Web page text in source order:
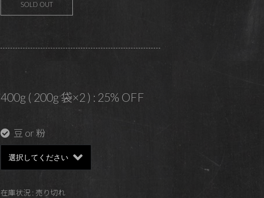
SOLD OUT
400g ( 200g 袋×2 ) : 25% OFF
豆 or 粉
在庫状況 : 売り切れ